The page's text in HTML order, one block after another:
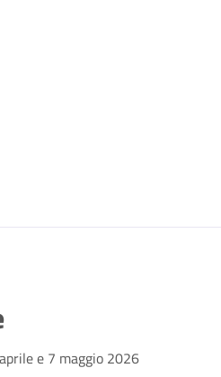
e 7 maggio 2026